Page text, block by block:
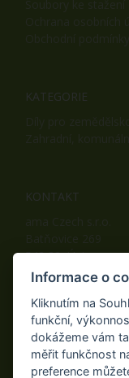
KATEGORIE
KONTAKT
542 32, Úpice
Telefon: +420 498
Fax: +420 498 100
E-mail:info@ama-
Web:www.ama-
Informace o
Kliknutím na
funkční,
dokážeme vám
měřit funkčnost
preference